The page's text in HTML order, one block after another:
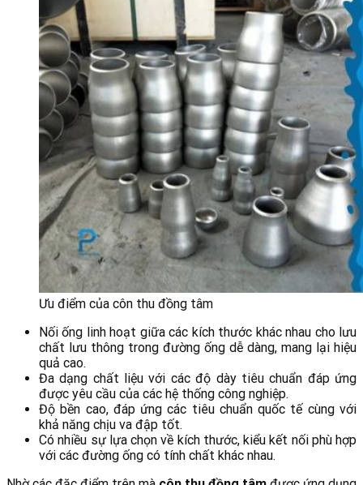
Ưu điểm của côn thu đồng tâm
Nối ống linh hoạt giữa các kích thước khác nhau cho lưu
chất lưu thông trong đường ống dễ dàng, mang lại hiệu
quả cao.
Đa dạng chất liệu với các độ dày tiêu chuẩn đáp ứng
được yêu cầu của các hệ thống công nghiệp.
Độ bền cao, đáp ứng các tiêu chuẩn quốc tế cùng với
khả năng chịu va đập tốt.
Có nhiều sự lựa chọn về kích thước, kiểu kết nối phù hợp
với các đường ống có tính chất khác nhau.